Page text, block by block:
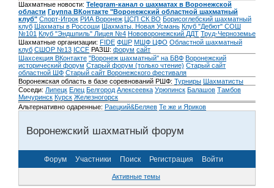
Шахматные новости: Telegram-канал о шахматах в Воронежской
области Группа ВКонтакте "Воронежский областной шахматный
клуб" Спорт-Игрок РИА Воронеж ЦСП СК ВО Борисоглебский шахматный
клуб Шахматы в Россоши Шахматы. Новая Усмань Клуб "Дебют" СОШ
№101 Клуб "Эндшпиль" Лицея №4 Нововоронежский ДДТ Труд-Черноземье
Шахматные организации: FIDE ФШР МШФ ЦФО Областной шахматный
клуб СШОР №13 ICCF РАЗШ: форум сайт
Шахсекция ВКонтакте "Воронеж шахматный" на БВФ Воронежский
исторический форум Cтарый форум (только чтение) Старый сайт
областной ШФ Старый сайт Воронежского фестиваля
Воронежская область в базе соревнований РШФ: Турниры Шахматисты
Соседи: Липецк Елец Белгород Алексеевка Урюпинск Балашов Тамбов
Мичуринск Курск Железногорск
Альтернативно одаренные: Раецкий&Беляев Те же и Яриков
Воронежский шахматный форум
Форум Участники Поиск Регистрация Войти
Активные темы